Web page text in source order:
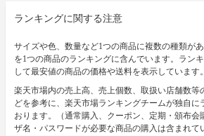
ランキングに関する注意
サイズや色、数量など1つの商品に複数の種類が
を1つの商品のランキングに含んでいます。ラン
して最安値の商品の価格や送料を表示しています。
楽天市場内の売上高、売上個数、取扱い店舗数等
どを参考に、楽天市場ランキングチームが独自に
おります。（通常購入、クーポン、定期・頒布会
ザ名・パスワードが必要な商品の購入は含まれて